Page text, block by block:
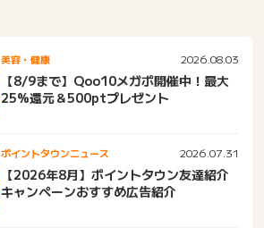
美容・健康 2026.08.03
【8/9まで】Qoo10メガポ開催中！最大
25%還元＆500ptプレゼント
ポイントタウンニュース 2026.07.31
【2026年8月】ポイントタウン友達紹介
キャンペーンおすすめ広告紹介